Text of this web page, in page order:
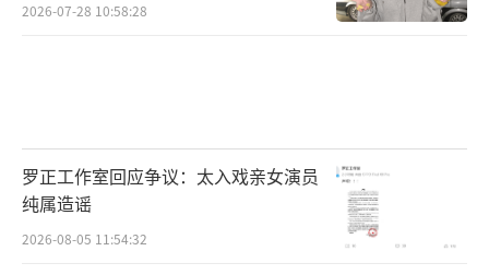
2026-07-28 10:58:28
罗正工作室回应争议：太入戏亲女演员
纯属造谣
2026-08-05 11:54:32